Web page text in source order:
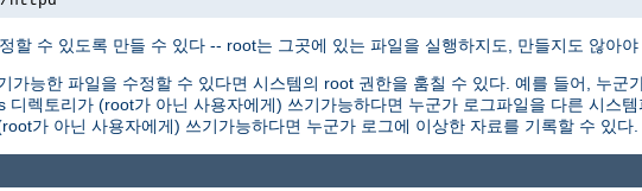
할 수 있도록 만들 수 있다 -- root는 그곳에 있는 파일을 실행하지도, 만들지도 않아야
가능한 파일을 수정할 수 있다면 시스템의 root 권한을 훔칠 수 있다. 예를 들어, 누군
렉토리가 (root가 아닌 사용자에게) 쓰기가능하다면 누군가 로그파일을 다른 시스
가 아닌 사용자에게) 쓰기가능하다면 누군가 로그에 이상한 자료를 기록할 수 있다.